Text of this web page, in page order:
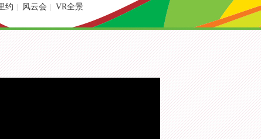
约 风云会 VR全景